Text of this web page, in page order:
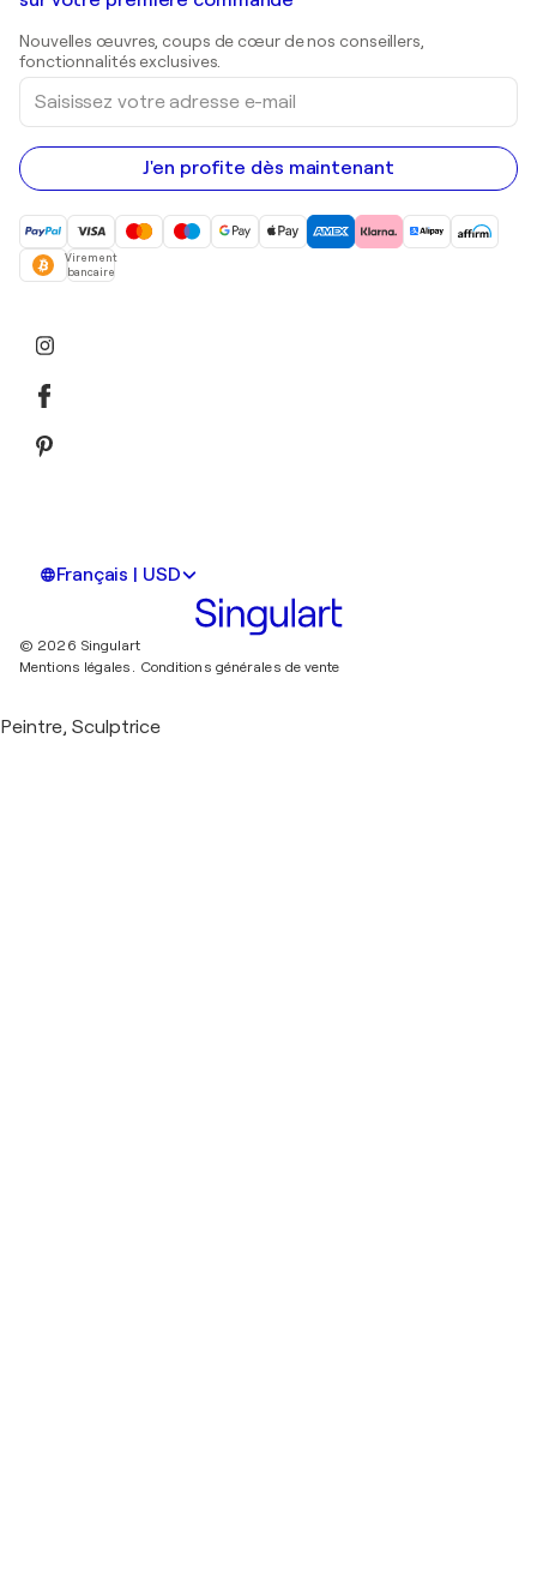
Estampes
Peintures acryliques
Nouvelles œuvres, coups de cœur de nos conseillers,
fonctionnalités exclusives.
Saisissez
votre
adresse
e-
mail
J'en profite dès maintenant
Virement
bancaire
Français | USD
© 2026 Singulart
Mentions légales.
Conditions générales de vente
Peintre, Sculptrice